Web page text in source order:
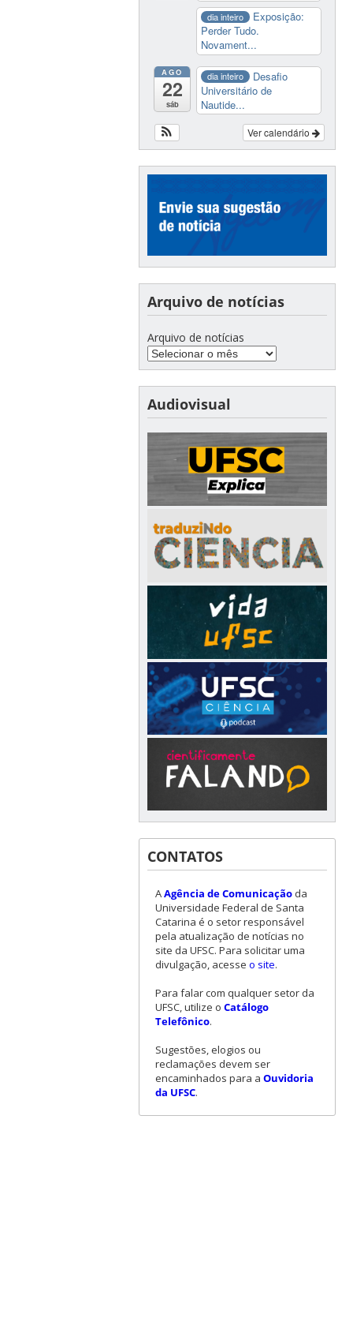
dia inteiro
Exposição:
Perder Tudo.
Novament...
AGO
22
sáb
dia inteiro
Desafio
Universitário de
Nautide...
Ver calendário
Arquivo de notícias
Arquivo de notícias
Audiovisual
CONTATOS
AAgência de Comunicaçãoda
Universidade Federal de Santa
Catarina é o setor responsável
pela atualização de notícias no
site da UFSC. Para solicitar uma
divulgação, acesse o site.
Para falar com qualquer setor da
UFSC, utilize o Catálogo
Telefônico.
Sugestões, elogios ou
reclamações devem ser
encaminhados para a Ouvidoria
da UFSC.